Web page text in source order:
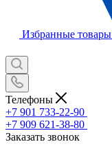
Избранные товары
Телефоны
+7 901 733-22-90
+7 909 621-38-80
Заказать звонок